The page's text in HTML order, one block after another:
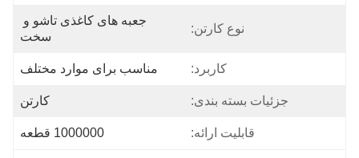
نوع کارتن:
سخت
کاربرد: مناسب برای موارد مختلف
جزئیات بسته بندی: کارتن
قابلیت ارائه: 1000000 قطعه